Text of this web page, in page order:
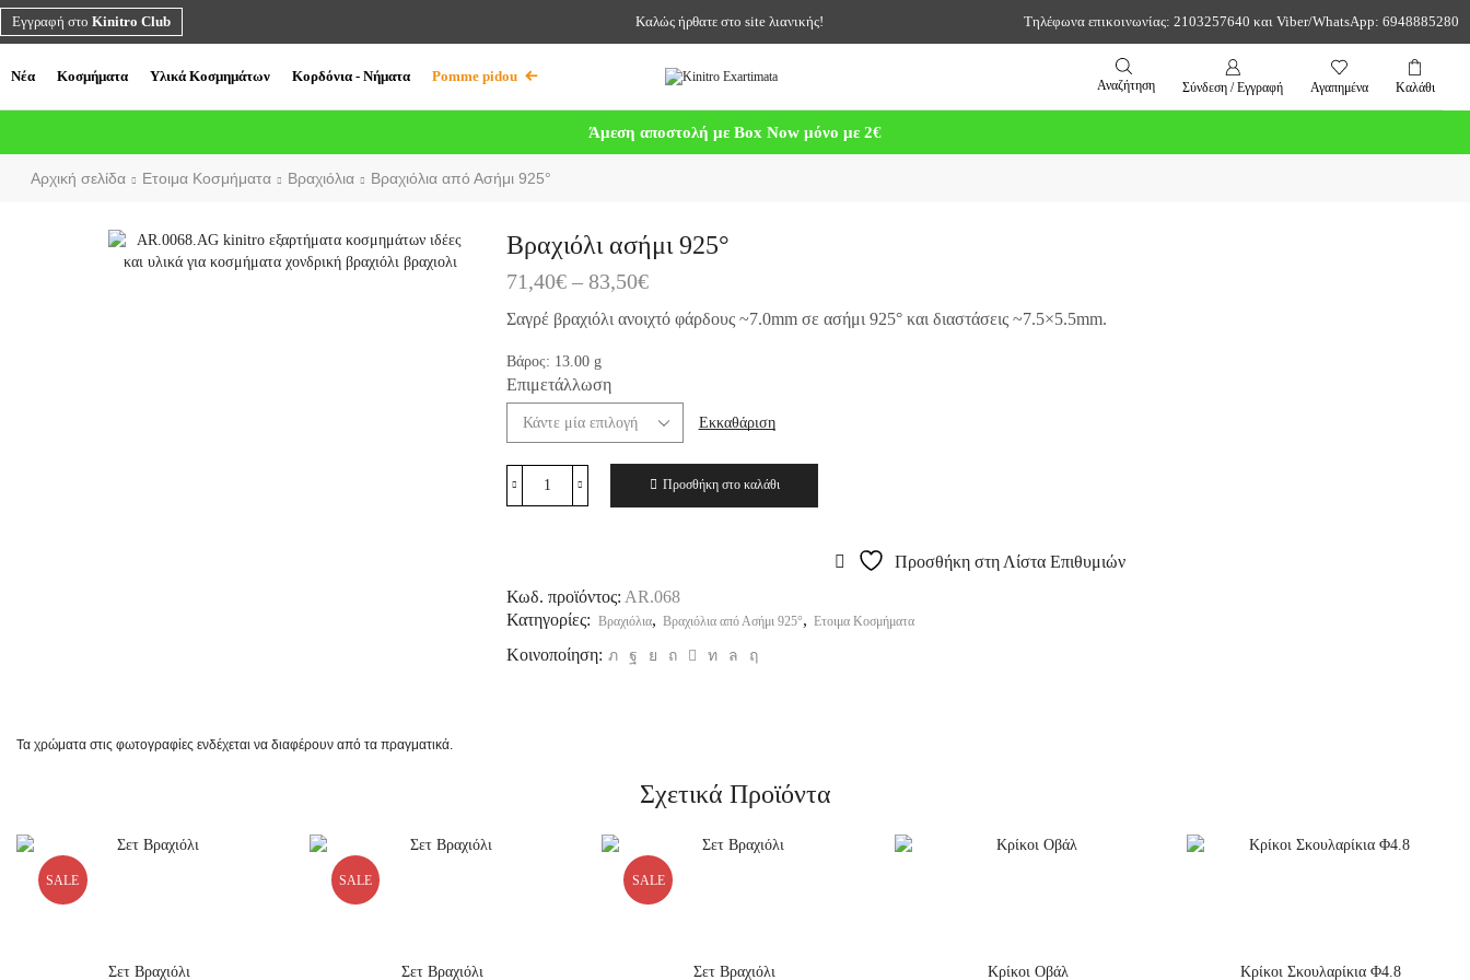
Εγγραφή στο Kinitro Club Καλώς ήρθατε στο site λιανικής! Τηλέφωνα επικοινωνίας: 2103257640 και Viber/WhatsApp: 6948885280
Νέα Κοσμήματα Υλικά Κοσμημάτων Κορδόνια - Νήματα Pomme pidou
Αναζήτηση Σύνδεση / Εγγραφή Αγαπημένα Καλάθι
Άμεση αποστολή με Box Now μόνο με 2€
Αρχική σελίδα Ετοιμα Κοσμήματα Βραχιόλια Βραχιόλια από Ασήμι 925°
Βραχιόλι ασήμι 925°
71,40€ – 83,50€
Σαγρέ βραχιόλι ανοιχτό φάρδους ~7.0mm σε ασήμι 925° και διαστάσεις ~7.5×5.5mm.
Βάρος: 13.00 g
Επιμετάλλωση
Εκκαθάριση
Προσθήκη στο καλάθι
Προσθήκη στη Λίστα Επιθυμιών
Κωδ. προϊόντος: AR.068
Κατηγορίες: Βραχιόλια, Βραχιόλια από Ασήμι 925°, Ετοιμα Κοσμήματα
Κοινοποίηση:
Τα χρώματα στις φωτογραφίες ενδέχεται να διαφέρουν από τα πραγματικά.
Σχετικά Προϊόντα
SALE
Σετ Βραχιόλι
SALE
Σετ Βραχιόλι
SALE
Σετ Βραχιόλι
Κρίκοι Οβάλ
Κρίκοι Σκουλαρίκια Φ4.8